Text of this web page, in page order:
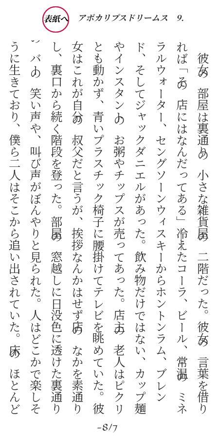
表紙へ アポカリプスドリームス 9.
彼
女
の
部
屋
は
裏
通
り
の
小
さ
な
雑
貨
屋
の
二
階
だ
っ
た
。
彼
女
の
言
葉
を
借
り
れ
ば
「
そ
の
店
に
は
な
ん
だ
っ
て
あ
る
」
――冷
え
た
コ
ー
ラ
、
ビ
ー
ル
、
常
温
の
ミ
ネ
ラ
ル
ウ
ォ
ー
タ
ー
、
セ
ン
グ
ソ
ー
ン
ウ
ィ
ス
キ
ー
か
ら
ホ
ン
ト
ン
ラ
ム
、
ブ
レ
ン
ド
、
そ
し
て
ジ
ャ
ッ
ク
ダ
ニ
エ
ル
が
あ
っ
た
。
飲
み
物
だ
け
で
は
な
い
、
カ
ッ
プ
麺
や
イ
ン
ス
タ
ン
ト
の
お
粥
や
チ
ッ
プ
ス
が
売
っ
て
あ
っ
た
。
店
主
の
老
人
は
ピ
ク
リ
と
も
動
か
ず
、
青
い
プ
ラ
ス
チ
ッ
ク
椅
子
に
腰
掛
け
て
テ
レ
ビ
を
眺
め
て
い
た
。
彼
女
は
こ
れ
が
自
分
の
叔
父
だ
と
言
う
が
、
挨
拶
な
ん
か
は
せ
ず
店
の
な
か
を
素
通
り
し
、
裏
口
か
ら
続
く
階
段
を
登
っ
た
。
部
屋
の
窓
越
し
に
日
没
色
に
透
け
た
裏
通
り
の
バ
ー
の
笑
い
声
や
、
叫
び
声
が
ぼ
ん
や
り
と
見
ら
れ
た
。
人
は
ど
こ
か
で
楽
し
そ
う
に
生
き
て
お
り
、
僕
ら
二
人
は
そ
こ
か
ら
追
い
出
さ
れ
て
い
た
。
床
の
ほ
と
ん
ど
を
覆
っ
て
い
る
絨
毯
の
中
央
に
は
大
き
な
ホ
タ
テ
貝
が
――そ
の
上
に
は
蝋
燭
の
と
け
た
跡
が
あ
っ
た
。
そ
の
貝
と
、
テ
ー
ブ
ル
の
上
に
あ
る
空
っ
ぽ
の
水
槽
が
、
伽
藍
堂
然
と
し
た
部
屋
の
広
さ
、
空
白
を
際
立
た
せ
た
-8/7